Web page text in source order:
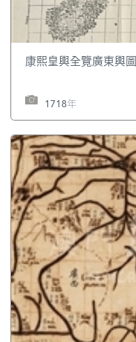
康熙皇輿全覽廣東輿圖
1718年